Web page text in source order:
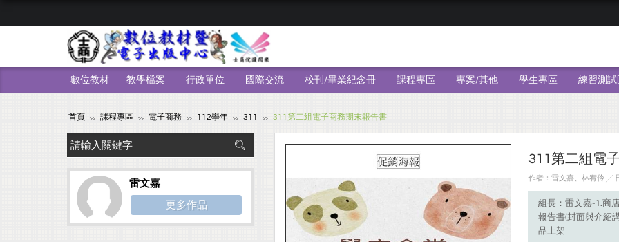
數位教材 教學檔案 行政單位 國際交流 校刊/畢業紀念冊 課程專區 專案/其他 學生專區 練習測試
首頁 課程專區 電子商務 112學年 311 311第二組電子商務期末報告書
311第二組電
作者：雷文嘉、林宥伶 ╱
組長：雷文嘉-1.商
報告書(封面與介紹
品上架
雷文嘉
更多作品